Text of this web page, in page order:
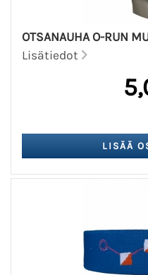
OTSANAUHA O-RUN
Lisätiedot